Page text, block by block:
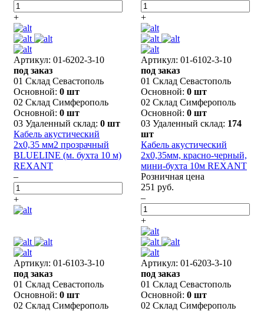
+ +
Артикул: 01-6202-3-10
под заказ
01 Склад Севастополь
Основной: 0 шт
02 Склад Симферополь
Основной: 0 шт
03 Удаленный склад: 0 шт
Кабель акустический
2х0,35 мм2 прозрачный
BLUELINE (м. бухта 10 м)
REXANT
–
+
Артикул: 01-6102-3-10
под заказ
01 Склад Севастополь
Основной: 0 шт
02 Склад Симферополь
Основной: 0 шт
03 Удаленный склад: 174
шт
Кабель акустический
2х0,35мм, красно-черный,
мини-бухта 10м REXANT
Розничная цена
251 руб.
–
+
Артикул: 01-6103-3-10
под заказ
01 Склад Севастополь
Основной: 0 шт
02 Склад Симферополь
Артикул: 01-6203-3-10
под заказ
01 Склад Севастополь
Основной: 0 шт
02 Склад Симферополь